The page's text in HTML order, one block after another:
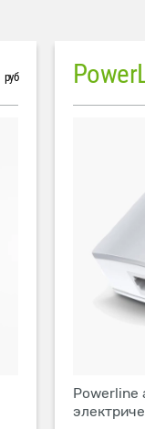
руб
Powerline